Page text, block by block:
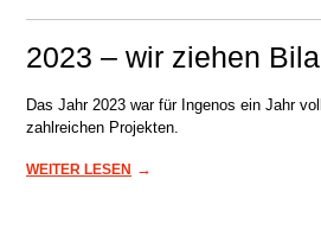
2023 – wir ziehen
Das Jahr 2023 war für Ingenos ein Jahr
zahlreichen Projekten.
WEITER LESEN →